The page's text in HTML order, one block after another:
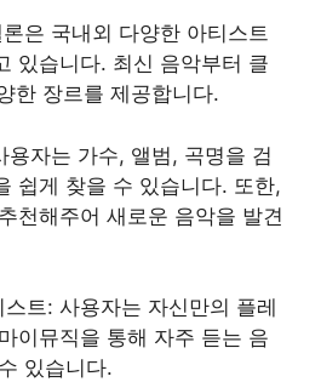
은 국내외 다양한 아티스트
있습니다. 최신 음악부터 클
한 장르를 제공합니다.
용자는 가수, 앨범, 곡명을 검
쉽게 찾을 수 있습니다. 또한,
천해주어 새로운 음악을 발견
트: 사용자는 자신만의 플레
이뮤직을 통해 자주 듣는 음
있습니다.